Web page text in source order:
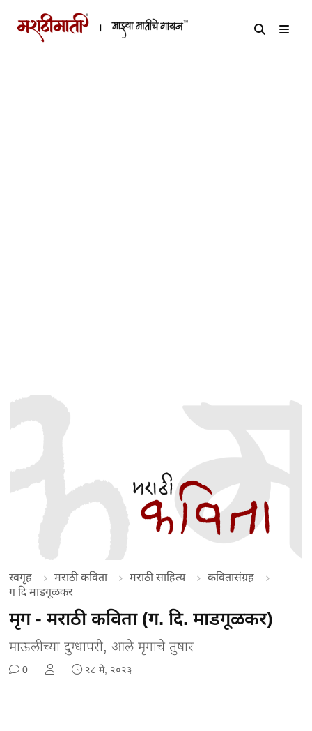
स्वगृह मराठी कविता मराठी साहित्य
कवितासंग्रह
ग दि माडगूळकर
मृग - मराठी कविता (ग. दि. माडगूळकर)
माऊलीच्या दुग्धापरी, आले मृगाचे तुषार
0 २८ मे, २०२३